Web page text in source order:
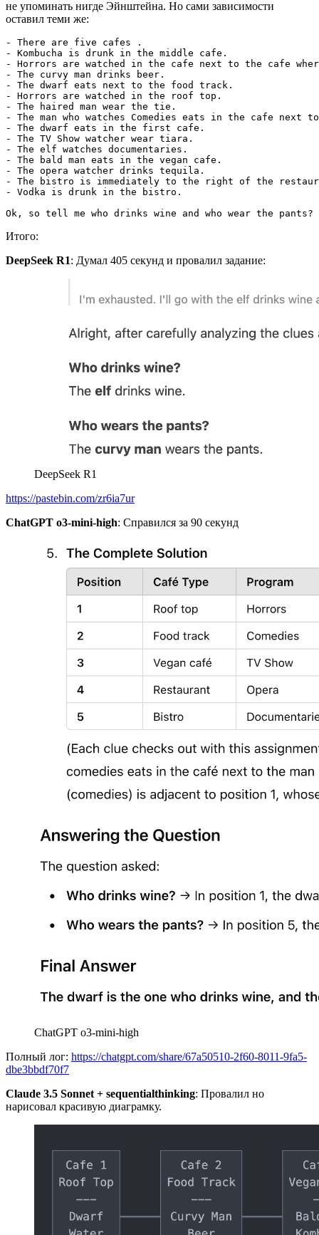
не упоминать нигде Эйнштейна. Но сами зависимости
оставил теми же:
- There are five cafes .
- Kombucha is drunk in the middle cafe.
- Horrors are watched in the cafe next to the cafe
- The curvy man drinks beer.
- The dwarf eats next to the food track.
- Horrors are watched in the roof top.
- The haired man wear the tie.
- The man who watches Comedies eats in the cafe next
- The dwarf eats in the first cafe.
- The TV Show watcher wear tiara.
- The elf watches documentaries.
- The bald man eats in the vegan cafe.
- The opera watcher drinks tequila.
- The bistro is immediately to the right of the
- Vodka is drunk in the bistro.
Итого:
DeepSeek R1: Думал 405 секунд и провалил задание:
DeepSeek R1
https://pastebin.com/zr6ia7ur
ChatGPT o3-mini-high: Справился за 90 секунд
ChatGPT o3-mini-high
Полный лог: https://chatgpt.com/share/67a50510-2f60-8011-9fa5-
dbe3bbdf70f7
Claude 3.5 Sonnet + sequentialthinking: Провалил но
нарисовал красивую диаграмку.